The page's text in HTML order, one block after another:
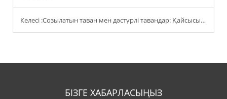
Келесі :Созылатын таван мен дәстүрлі тавандар: Қайсысы заңгерлер үшін орнату уақытын қысқартады?
БІЗГЕ ХАБАРЛАСЫҢЫЗ